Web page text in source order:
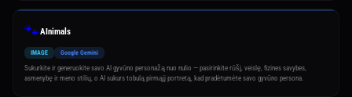
🐾AInimals
IMAGE Google Gemini
Sukurkite ir generuokite savo AI gyvūno personažą nuo nulio — pasirinkite rūšį, veislę, fizines savybes,
asmenybę ir meno stilių, o AI sukurs tobulą pirmąjį portretą, kad pradėtumėte savo gyvūno persona.